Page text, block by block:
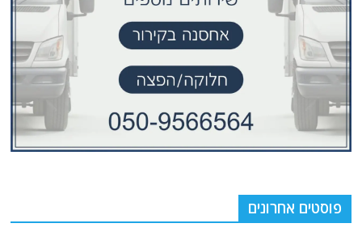
פוסטים אחרונים